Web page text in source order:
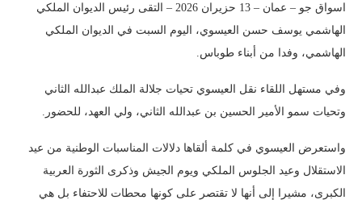
اسواق جو – عمان – 13 حزيران 2026 – التقى رئيس الديوان الملكي
الهاشمي يوسف حسن العيسوي، اليوم السبت في الديوان الملكي
الهاشمي، وفدا من أبناء طوباس.
وفي مستهل اللقاء نقل العيسوي تحيات جلالة الملك عبدالله الثاني
وتحيات سمو الأمير الحسين بن عبدالله الثاني، ولي العهد، للحضور.
واستعرض العيسوي في كلمة ألقاها دلالات المناسبات الوطنية من عيد
الاستقلال وعيد الجلوس الملكي ويوم الجيش وذكرى الثورة العربية
الكبرى، مشيرا إلى أنها لا تقتصر على كونها محطات للاحتفاء بل هي